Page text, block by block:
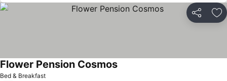
Partilhar
Bed & Breakfast
Flower Pension CosmosVer preços